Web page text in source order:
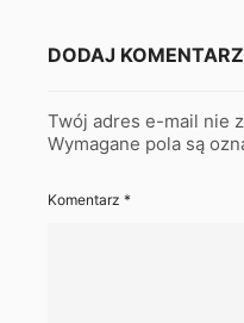
DODAJ KOMENTARZ
Twój adres e-mail nie
Wymagane pola są
Komentarz *